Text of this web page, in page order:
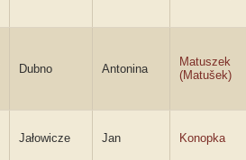
Dubno Antonina
Matuszek
(Matušek)
Jałowicze Jan Konopka